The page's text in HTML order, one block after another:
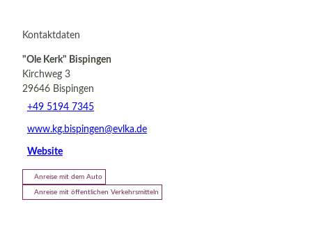
Kontaktdaten
"Ole Kerk" Bispingen
Kirchweg 3
29646 Bispingen
+49 5194 7345
www.kg.bispingen@evlka.de
Website
Anreise mit dem Auto
Anreise mit öffentlichen Verkehrsmitteln